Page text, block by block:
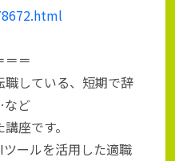
＝＝
職している、短期で辞
など
座です。
ールを活用した適職